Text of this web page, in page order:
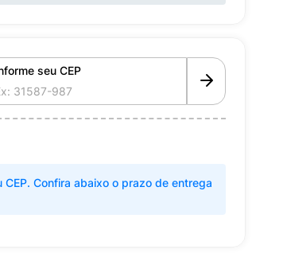
seu CEP
Confira abaixo o prazo de entrega